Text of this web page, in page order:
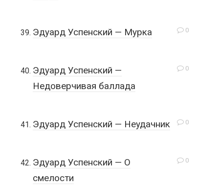
0
Эдуард Успенский — Мурка
0
Эдуард Успенский —
Недоверчивая баллада
0
Эдуард Успенский — Неудачник
0
Эдуард Успенский — О
смелости